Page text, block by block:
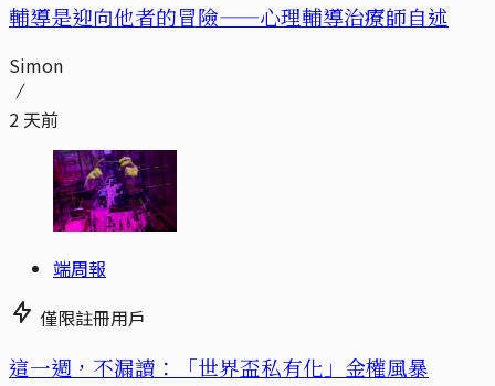
輔導是迎向他者的冒險——心理輔導治療師自述
Simon
2 天前
端周報
僅限註冊用戶
這一週，不漏讀：「世界盃私有化」金權風暴